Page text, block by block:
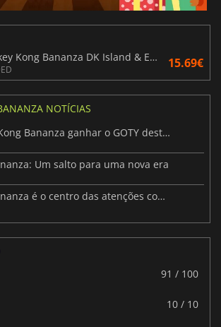
Donkey Kong Bananza DK Island & Emerald Rush
15.69€
NOTÍCIAS
Poderá Donkey Kong Bananza ganhar o GOTY deste ano?
Um salto para uma nova era
Donkey Kong Bananza é o centro das atenções com uma grande revelação de jogabilidade
91 / 100
10 / 10